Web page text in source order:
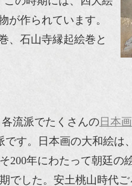
作られています。
、石山寺縁起絵巻と
流派でたくさんの 日本画
です。日本画の大和絵は
年にわたって朝廷の
でした。安土桃山時代